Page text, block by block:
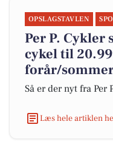
OPSLAGSTAVLEN
Per P. Cykler
cykel til
forår/
Så er der nyt fra Per
Læs hele artiklen